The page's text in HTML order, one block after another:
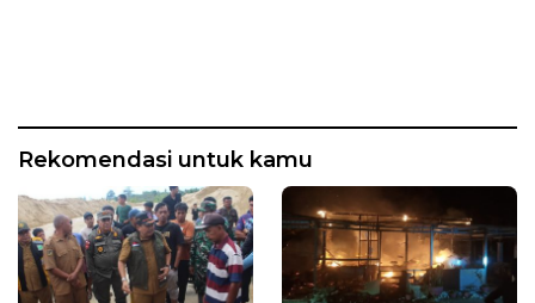
Rekomendasi untuk kamu